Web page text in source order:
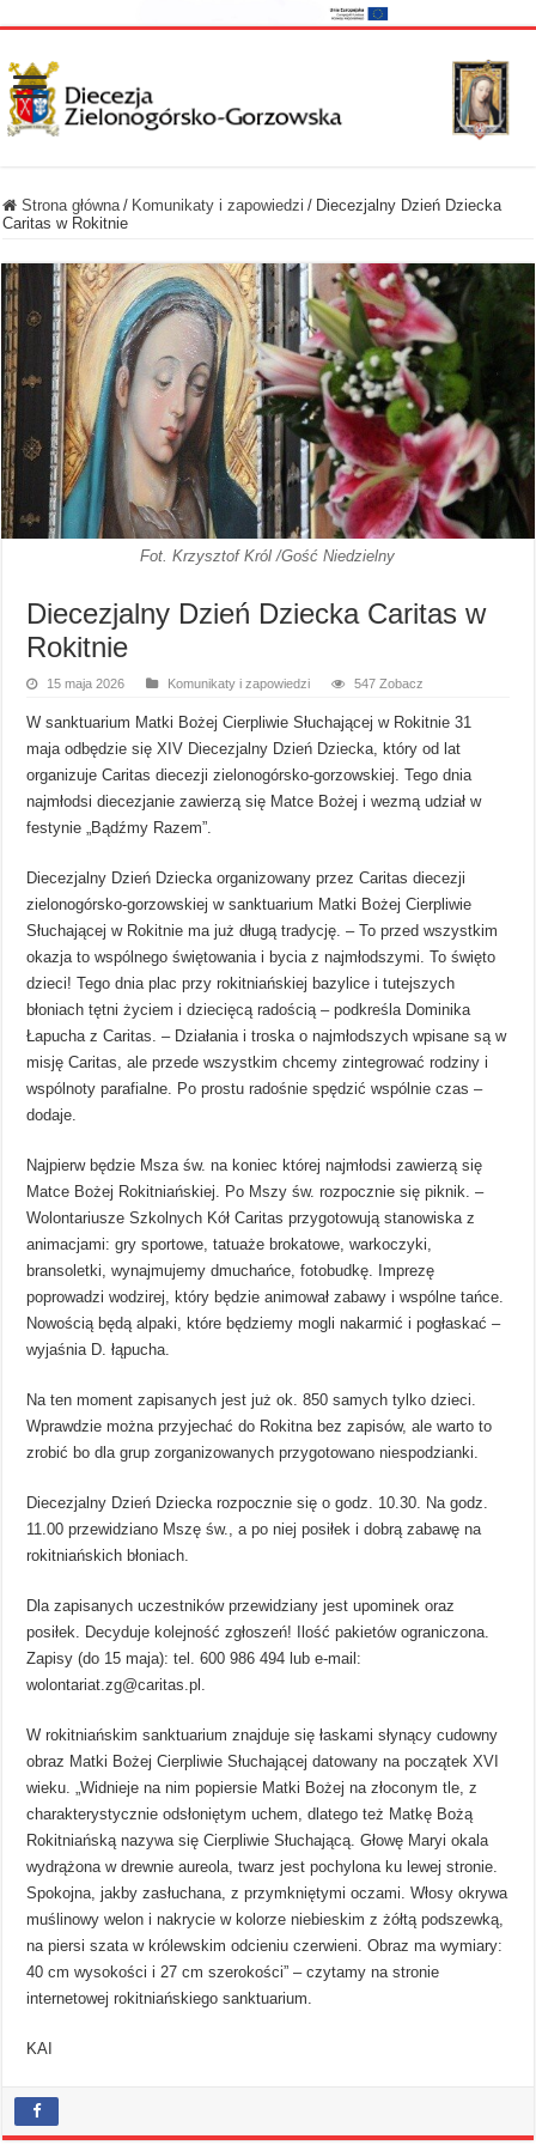
Strona główna / Komunikaty i zapowiedzi / Diecezjalny Dzień Dziecka
Caritas w Rokitnie
Fot. Krzysztof Król /Gość Niedzielny
Diecezjalny Dzień Dziecka Caritas w
Rokitnie
15 maja 2026 Komunikaty i zapowiedzi 547 Zobacz
W sanktuarium Matki Bożej Cierpliwie Słuchającej w Rokitnie 31
maja odbędzie się XIV Diecezjalny Dzień Dziecka, który od lat
organizuje Caritas diecezji zielonogórsko-gorzowskiej. Tego dnia
najmłodsi diecezjanie zawierzą się Matce Bożej i wezmą udział w
festynie „Bądźmy Razem”.
Diecezjalny Dzień Dziecka organizowany przez Caritas diecezji
zielonogórsko-gorzowskiej w sanktuarium Matki Bożej Cierpliwie
Słuchającej w Rokitnie ma już długą tradycję. – To przed wszystkim
okazja to wspólnego świętowania i bycia z najmłodszymi. To święto
dzieci! Tego dnia plac przy rokitniańskiej bazylice i tutejszych
błoniach tętni życiem i dziecięcą radością – podkreśla Dominika
Łapucha z Caritas. – Działania i troska o najmłodszych wpisane są w
misję Caritas, ale przede wszystkim chcemy zintegrować rodziny i
wspólnoty parafialne. Po prostu radośnie spędzić wspólnie czas –
dodaje.
Najpierw będzie Msza św. na koniec której najmłodsi zawierzą się
Matce Bożej Rokitniańskiej. Po Mszy św. rozpocznie się piknik. –
Wolontariusze Szkolnych Kół Caritas przygotowują stanowiska z
animacjami: gry sportowe, tatuaże brokatowe, warkoczyki,
bransoletki, wynajmujemy dmuchańce, fotobudkę. Imprezę
poprowadzi wodzirej, który będzie animował zabawy i wspólne tańce.
Nowością będą alpaki, które będziemy mogli nakarmić i pogłaskać –
wyjaśnia D. łąpucha.
Na ten moment zapisanych jest już ok. 850 samych tylko dzieci.
Wprawdzie można przyjechać do Rokitna bez zapisów, ale warto to
zrobić bo dla grup zorganizowanych przygotowano niespodzianki.
Diecezjalny Dzień Dziecka rozpocznie się o godz. 10.30. Na godz.
11.00 przewidziano Mszę św., a po niej posiłek i dobrą zabawę na
rokitniańskich błoniach.
Dla zapisanych uczestników przewidziany jest upominek oraz
posiłek. Decyduje kolejność zgłoszeń! Ilość pakietów ograniczona.
Zapisy (do 15 maja): tel. 600 986 494 lub e-mail:
wolontariat.zg@caritas.pl
W rokitniańskim sanktuarium znajduje się łaskami słynący cudowny
obraz Matki Bożej Cierpliwie Słuchającej datowany na początek XVI
wieku. „Widnieje na nim popiersie Matki Bożej na złoconym tle, z
charakterystycznie odsłoniętym uchem, dlatego też Matkę Bożą
Rokitniańską nazywa się Cierpliwie Słuchającą. Głowę Maryi okala
wydrążona w drewnie aureola, twarz jest pochylona ku lewej stronie.
Spokojna, jakby zasłuchana, z przymkniętymi oczami. Włosy okrywa
muślinowy welon i nakrycie w kolorze niebieskim z żółtą podszewką,
na piersi szata w królewskim odcieniu czerwieni. Obraz ma wymiary:
40 cm wysokości i 27 cm szerokości” – czytamy na stronie
internetowej rokitniańskiego sanktuarium.
KAI